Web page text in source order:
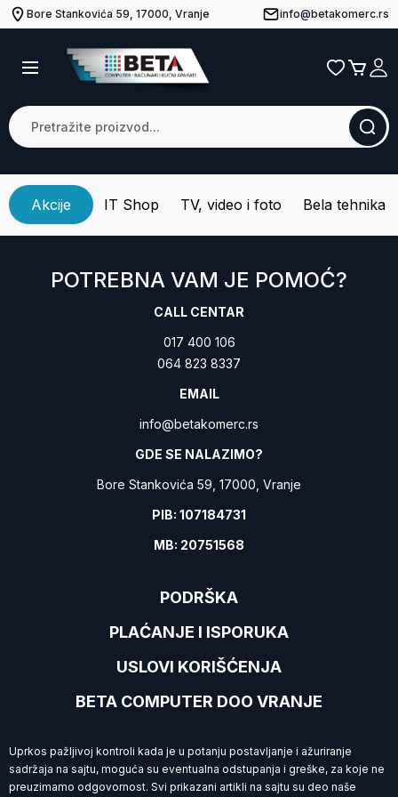
Bore Stankovića 59, 17000, Vranje info@betakomerc.rs
Akcije IT Shop TV, video i foto Bela tehnika
PODRŠKA
PLAĆANJE I ISPORUKA
USLOVI KORIŠĆENJA
BETA COMPUTER DOO VRANJE
POTREBNA VAM JE POMOĆ?
CALL CENTAR
017 400 106
064 823 8337
EMAIL
info@betakomerc.rs
GDE SE NALAZIMO?
Bore Stankovića 59, 17000, Vranje
PIB: 107184731
MB: 20751568
Uprkos pažljivoj kontroli kada je u potanju postavljanje i ažuriranje
sadržaja na sajtu, moguća su eventualna odstupanja i greške, za koje ne
preuzimamo odgovornost. Svi prikazani artikli na sajtu su deo naše